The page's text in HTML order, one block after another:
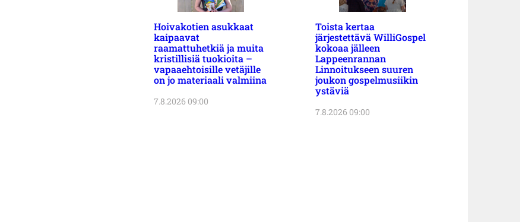
Hoivakotien asukkaat
kaipaavat
raamattuhetkiä ja muita
kristillisiä tuokioita –
vapaaehtoisille vetäjille
on jo materiaali valmiina
7.8.2026 09:00
Toista kertaa
järjestettävä WilliGospel
kokoaa jälleen
Lappeenrannan
Linnoitukseen suuren
joukon gospelmusiikin
ystäviä
7.8.2026 09:00